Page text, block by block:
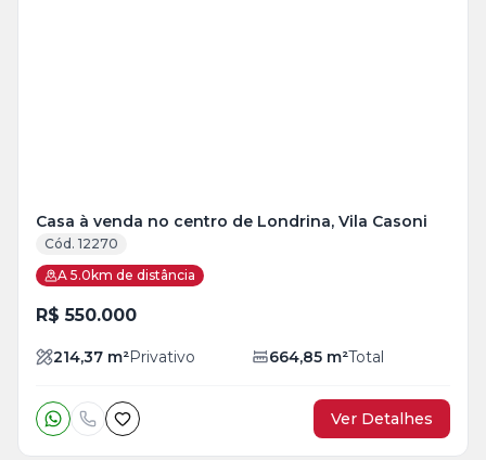
Casa à venda no centro de Londrina, Vila Casoni
Cód. 12270
A 5.0km de distância
R$ 550.000
214,37 m²Privativo 664,85 m²Total
Ver Detalhes